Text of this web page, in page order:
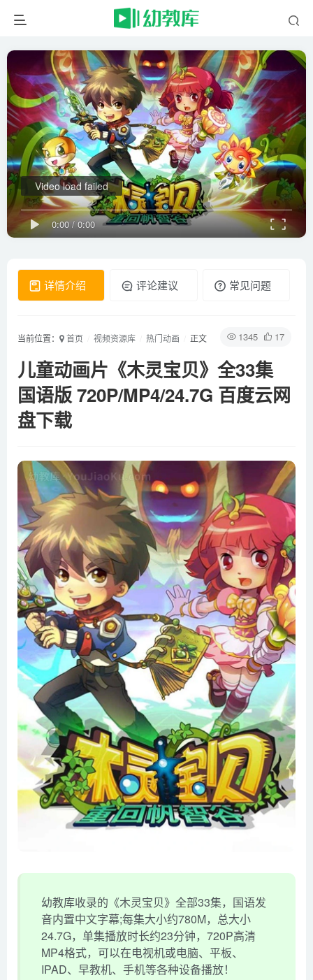
0:00/0:00
Video load failed
详情介绍 评论建议 常见问题
1345 17
当前位置： 首页 视频资源库 热门动画 正文
儿童动画片《木灵宝贝》全33集
国语版 720P/MP4/24.7G 百度云网
盘下载
幼教库收录的《木灵宝贝》全部33集，国语发
音内置中文字幕;每集大小约780M，总大小
24.7G，单集播放时长约23分钟，720P高清
MP4格式，可以在电视机或电脑、平板、
IPAD、早教机、手机等各种设备播放！